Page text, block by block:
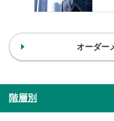
オーダー
階層別